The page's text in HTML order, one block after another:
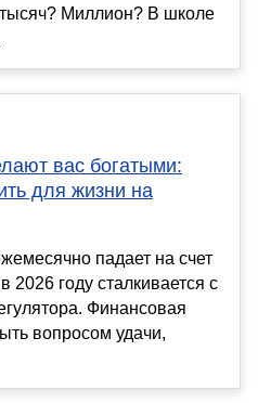
Миллион? В школе
вас богатыми:
для жизни на
падает на счет
2026 году сталкивается с
Финансовая
вопросом удачи,